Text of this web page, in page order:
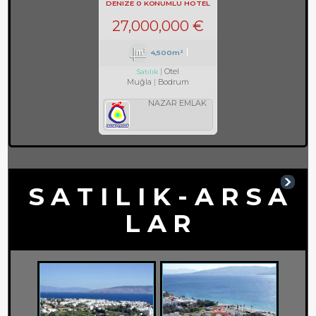
DENIZE 0 KONUMLU HOTEL
27,000,000 €
4,500m²
Satılık
Otel
Muğla
Bodrum
NAZAR EMLAK
S A T I L I K - A R S A
L A R